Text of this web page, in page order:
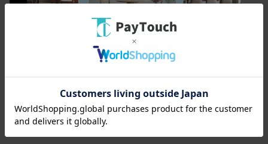
カラメッラ
節有商品の注意事項